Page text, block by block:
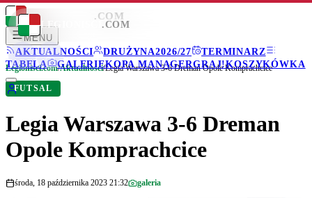
LEGIONISCI .COM
MENU
AKTUALNOŚCI
DRUŻYNA2026/27
TERMINARZ
TABELA
GALERIEKOPA MANAGERGRAJ!KOSZYKÓWKA
LEGIONISCI .COM
Legionisci.com/Aktualności/Legia Warszawa 3-6 Dreman Opole Komprachcice
FUTSAL
Legia Warszawa 3-6 Dreman
Opole Komprachcice
środa, 18 października 2023 21:32 galeria